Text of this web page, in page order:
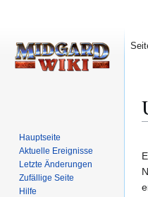
Hauptseite
Aktuelle Ereignisse
Letzte Änderungen
Zufällige Seite
Hilfe